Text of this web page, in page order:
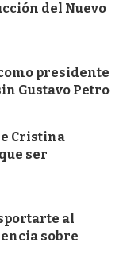
del Nuevo
presidente
Gustavo Petro
Cristina
ser
al
sobre